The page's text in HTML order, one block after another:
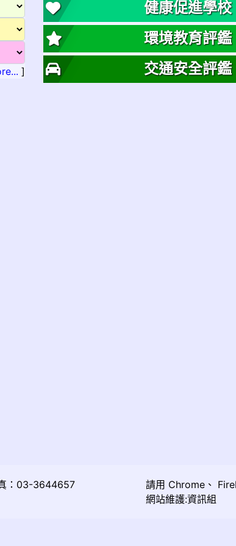
]
健康促進學校
環境教育評鑑
交通安全評鑑
：03-3644657 請用 Chrome 、
網站維護:資訊組